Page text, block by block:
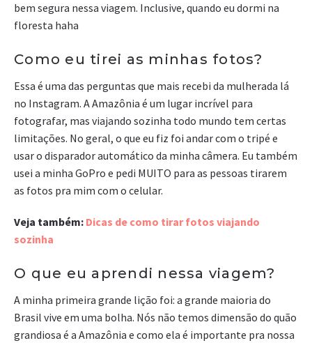
bem segura nessa viagem. Inclusive, quando eu dormi na
floresta haha
Como eu tirei as minhas fotos?
Essa é uma das perguntas que mais recebi da mulherada lá
no Instagram. A Amazônia é um lugar incrível para
fotografar, mas viajando sozinha todo mundo tem certas
limitações. No geral, o que eu fiz foi andar com o tripé e
usar o disparador automático da minha câmera. Eu também
usei a minha GoPro e pedi MUITO para as pessoas tirarem
as fotos pra mim com o celular.
Veja também: Dicas de como tirar fotos viajando
sozinha
O que eu aprendi nessa viagem?
A minha primeira grande lição foi: a grande maioria do
Brasil vive em uma bolha. Nós não temos dimensão do quão
grandiosa é a Amazônia e como ela é importante pra nossa